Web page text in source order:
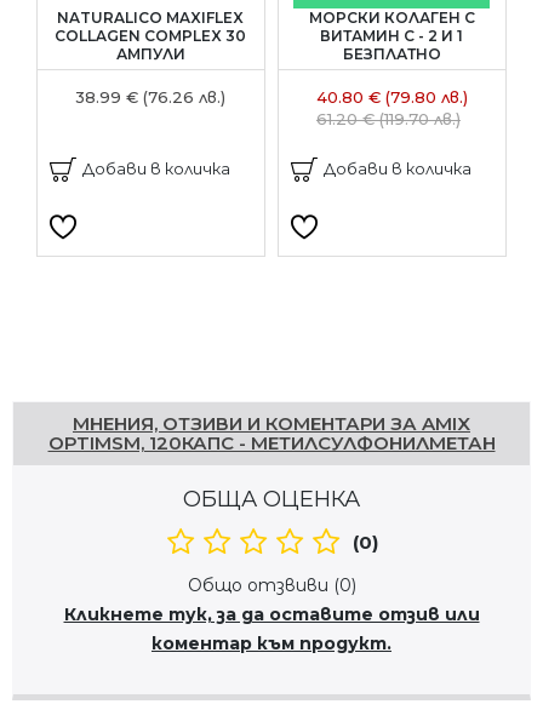
NATURALICO MAXIFLEX
COLLAGEN COMPLEX 30
АМПУЛИ
38.99 € (76.26 лв.)
Добави в количка
МОРСКИ КОЛАГЕН С
ВИТАМИН С - 2 И 1
БЕЗПЛАТНО
40.80 € (79.80 лв.)
61.20 € (119.70 лв.)
Добави в количка
МНЕНИЯ, ОТЗИВИ И КОМЕНТАРИ ЗА AMIX
OPTIMSM, 120КАПС - МЕТИЛСУЛФОНИЛМЕТАН
ОБЩА ОЦЕНКА
(0)
Общо отзвиви (0)
Кликнете тук, за да оставите отзив или
коментар към продукт.